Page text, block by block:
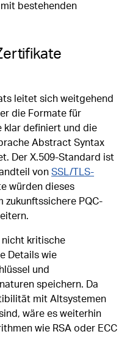
bestehenden
leitet sich weitgehend
die Formate für
klar definiert und die
Abstract Syntax
Der X.509-Standard ist
von SSL/TLS-
würden dieses
PQC-
nicht kritische
Details wie
und
speichern. Da
mit Altsystemen
wäre es weiterhin
wie RSA oder ECC